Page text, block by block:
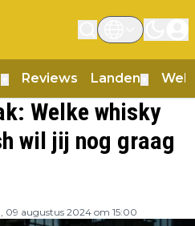
Reviews Landen
Welke whisky
wil jij nog graag
09 augustus 2024 om 15:00